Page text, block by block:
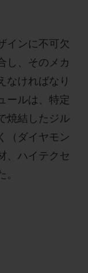
インに不可欠
し、そのメカ
なければなり
ールは、特定
焼結したジル
（ダイヤモン
、ハイテクセ